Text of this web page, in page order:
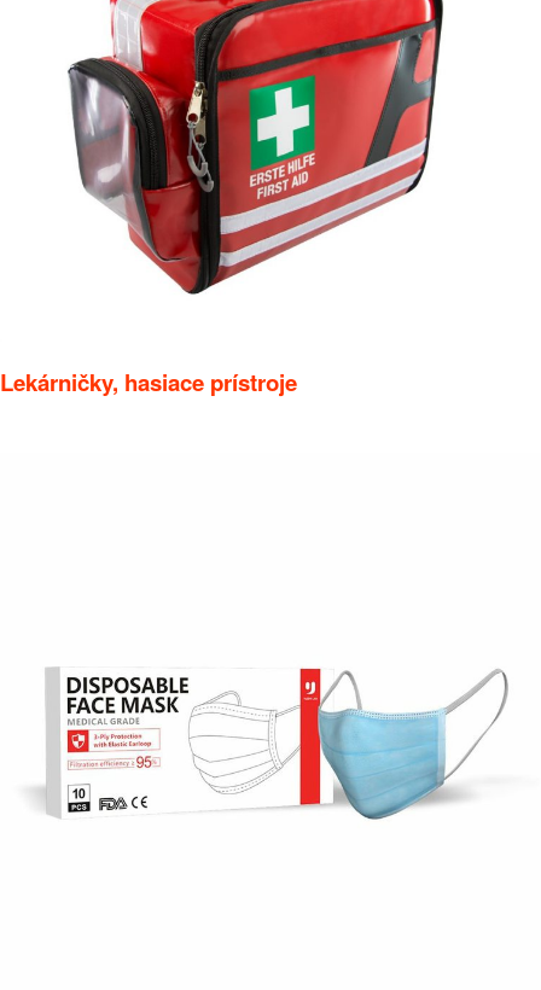
Lekárničky, hasiace prístroje